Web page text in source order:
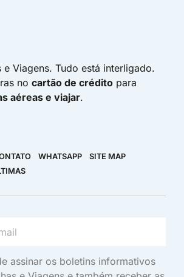
e Viagens. Tudo está interligado.
no cartão de crédito para
aéreas e viajar.
WHATSAPP
SITE MAP
assinar os boletins informativos